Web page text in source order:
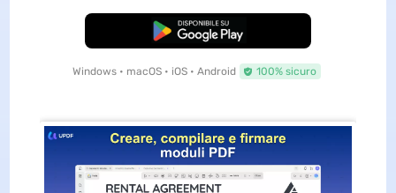
Download Gratis
Windows • macOS • iOS • Android 100% sicuro